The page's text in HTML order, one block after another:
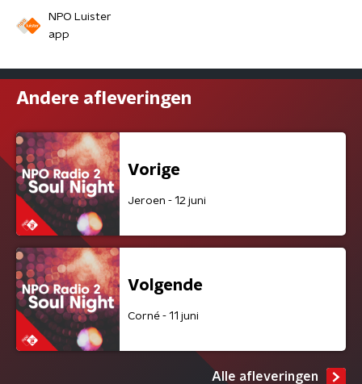
NPO Luister
app
Andere afleveringen
Vorige
Jeroen - 12 juni
Volgende
Corné - 11 juni
Alle afleveringen